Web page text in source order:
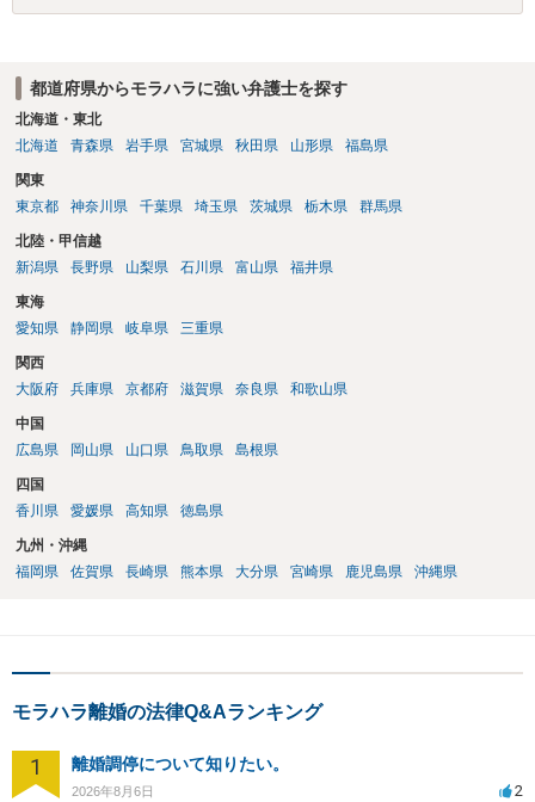
都道府県からモラハラに強い弁護士を探す
北海道・東北
北海道
青森県 岩手県 宮城県 秋田県 山形県 福島県
関東
東京都
神奈川県 千葉県 埼玉県 茨城県 栃木県 群馬県
北陸・甲信越
新潟県
長野県 山梨県 石川県 富山県 福井県
東海
愛知県
静岡県 岐阜県 三重県
関西
大阪府
兵庫県 京都府 滋賀県 奈良県 和歌山県
中国
広島県
岡山県 山口県 鳥取県 島根県
四国
香川県
愛媛県 高知県 徳島県
九州・沖縄
福岡県
佐賀県 長崎県 熊本県 大分県 宮崎県 鹿児島県 沖縄県
モラハラ離婚の法律Q&Aランキング
1 離婚調停について知りたい。
2026年8月6日 2